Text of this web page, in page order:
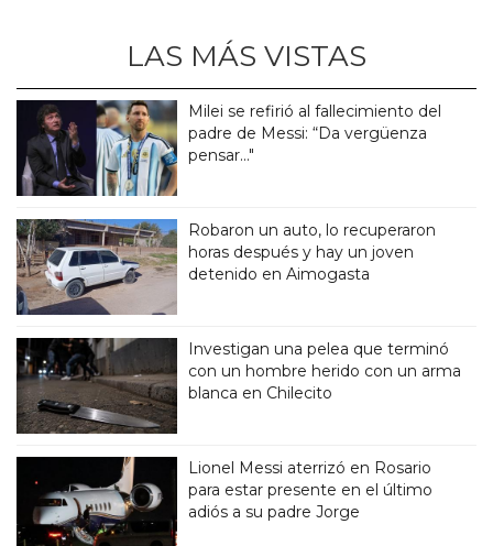
LAS MÁS VISTAS
Milei se refirió al fallecimiento del
padre de Messi: “Da vergüenza
pensar..."
Robaron un auto, lo recuperaron
horas después y hay un joven
detenido en Aimogasta
Investigan una pelea que terminó
con un hombre herido con un arma
blanca en Chilecito
Lionel Messi aterrizó en Rosario
para estar presente en el último
adiós a su padre Jorge